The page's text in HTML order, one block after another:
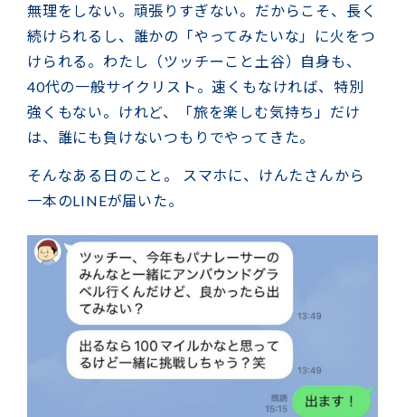
無理をしない。頑張りすぎない。だからこそ、長く
続けられるし、誰かの「やってみたいな」に火をつ
けられる。わたし（ツッチーこと土谷）自身も、
40代の一般サイクリスト。速くもなければ、特別
強くもない。けれど、「旅を楽しむ気持ち」だけ
は、誰にも負けないつもりでやってきた。
そんなある日のこと。 スマホに、けんたさんから
一本のLINEが届いた。